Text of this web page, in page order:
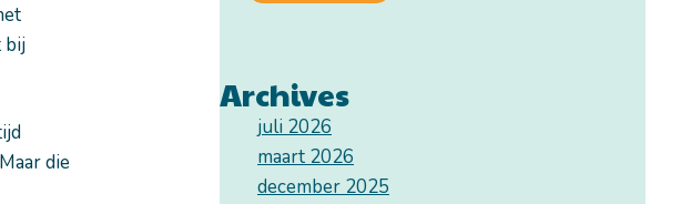
bij
die
Archives
juli 2026
maart 2026
december 2025